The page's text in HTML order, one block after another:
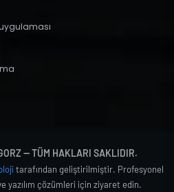
— TÜM HAKLARI SAKLIDIR.
tarafından geliştirilmiştir. Profesyonel
yazılım çözümleri için ziyaret edin.